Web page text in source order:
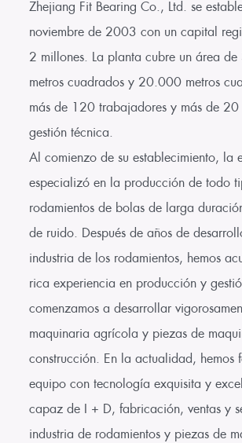
Zhejiang Fit Bearing Co., Ltd. se
noviembre de 2003 con un capital
2 millones. La planta cubre un área
metros cuadrados y 20.000 metros
más de 120 trabajadores y más de 20
gestión técnica.
Al comienzo de su establecimiento, la
especializó en la producción de todo
rodamientos de bolas de larga
de ruido. Después de años de
industria de los rodamientos, hemos
rica experiencia en producción y
comenzamos a desarrollar
maquinaria agrícola y piezas de
construcción. En la actualidad, hemos
equipo con tecnología exquisita y
capaz de I + D, fabricación, ventas y
industria de rodamientos y piezas de